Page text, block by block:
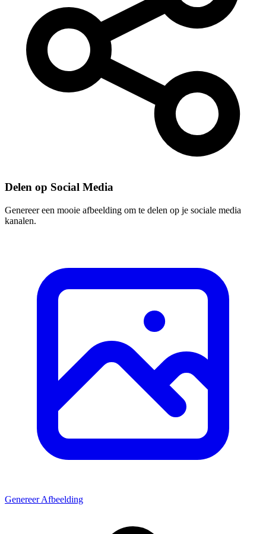
Delen op Social Media
Genereer een mooie afbeelding om te delen op je sociale media
kanalen.
Genereer Afbeelding